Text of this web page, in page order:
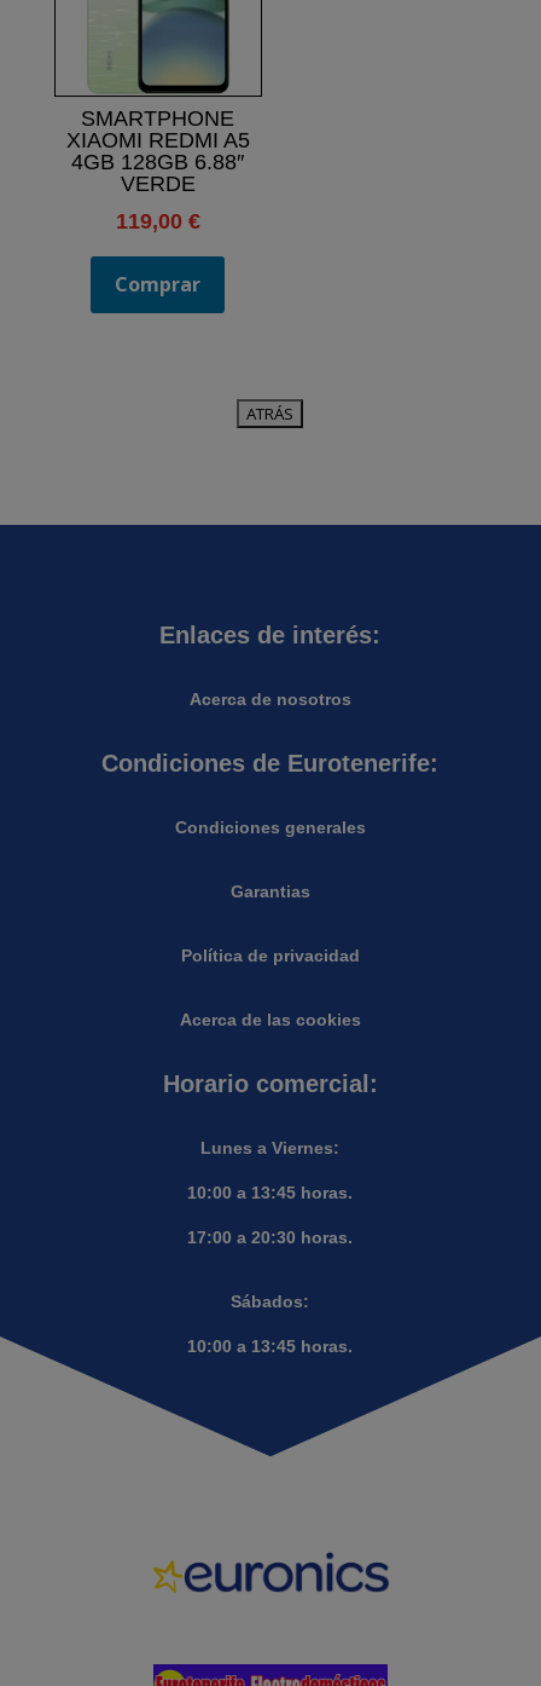
SMARTPHONE
XIAOMI REDMI A5
4GB 128GB 6.88″
VERDE
119,00 €
Comprar
Enlaces de interés:
Acerca de nosotros
Condiciones de Eurotenerife:
Condiciones generales
Garantias
Política de privacidad
Acerca de las cookies
Horario comercial:
Lunes a Viernes:
10:00 a 13:45 horas.
17:00 a 20:30 horas.
Sábados:
10:00 a 13:45 horas.